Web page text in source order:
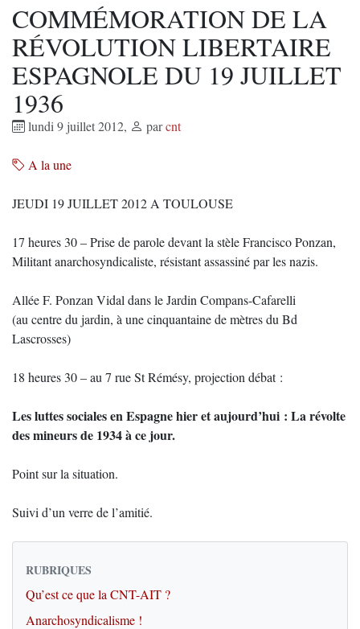
COMMÉMORATION DE LA
RÉVOLUTION LIBERTAIRE
ESPAGNOLE DU 19 JUILLET
1936
lundi 9 juillet 2012, parcnt
A la une
JEUDI 19 JUILLET 2012 A TOULOUSE
17 heures 30 – Prise de parole devant la stèle Francisco Ponzan,
Militant anarchosyndicaliste, résistant assassiné par les nazis.
Allée F. Ponzan Vidal dans le Jardin Compans-Cafarelli
(au centre du jardin, à une cinquantaine de mètres du Bd
Lascrosses)
18 heures 30 – au 7 rue St Rémésy, projection débat :
Les luttes sociales en Espagne hier et aujourd’hui : La révolte
des mineurs de 1934 à ce jour.
Point sur la situation.
Suivi d’un verre de l’amitié.
RUBRIQUES
Qu’est ce que la CNT-AIT ?
Anarchosyndicalisme !